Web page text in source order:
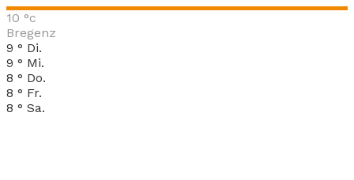
10 °c
Bregenz
9 ° Di.
9 ° Mi.
8 ° Do.
8 ° Fr.
8 ° Sa.